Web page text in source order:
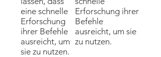
eine schnelle
Erforschung
ihrer Befehle
ausreicht, um
sie zu nutzen.
Erforschung ihrer
Befehle
ausreicht, um sie
zu nutzen.